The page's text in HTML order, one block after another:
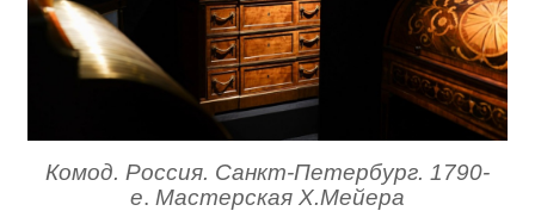
Комод. Россия. Санкт-Петербург. 1790-
е. Мастерская Х.Мейера